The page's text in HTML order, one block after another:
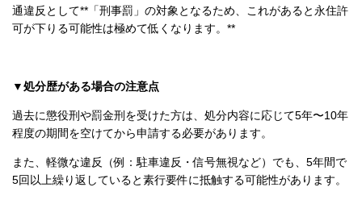
通違反として**「刑事罰」の対象となるため、これがあると永住許
可が下りる可能性は極めて低くなります。**
▼処分歴がある場合の注意点
過去に懲役刑や罰金刑を受けた方は、処分内容に応じて5年〜10年
程度の期間を空けてから申請する必要があります。
また、軽微な違反（例：駐車違反・信号無視など）でも、5年間で
5回以上繰り返していると素行要件に抵触する可能性があります。